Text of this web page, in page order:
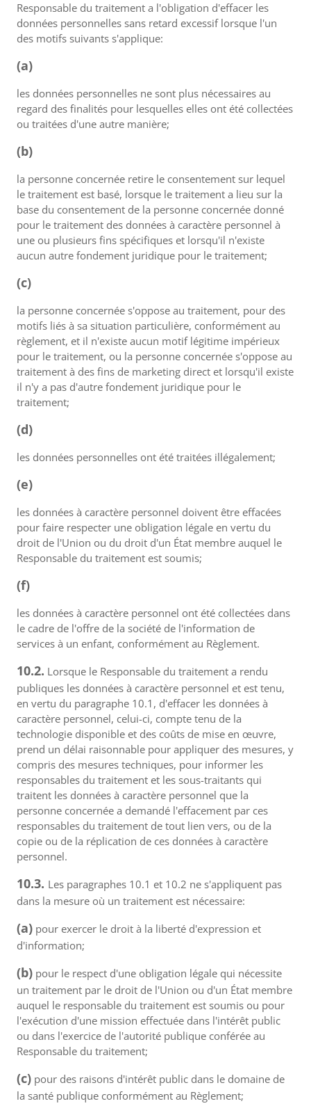
Responsable du traitement a l'obligation d'effacer les
données personnelles sans retard excessif lorsque l'un
des motifs suivants s'applique:
(a)
les données personnelles ne sont plus nécessaires au
regard des finalités pour lesquelles elles ont été collectées
ou traitées d'une autre manière;
(b)
la personne concernée retire le consentement sur lequel
le traitement est basé, lorsque le traitement a lieu sur la
base du consentement de la personne concernée donné
pour le traitement des données à caractère personnel à
une ou plusieurs fins spécifiques et lorsqu'il n'existe
aucun autre fondement juridique pour le traitement;
(c)
la personne concernée s'oppose au traitement, pour des
motifs liés à sa situation particulière, conformément au
règlement, et il n'existe aucun motif légitime impérieux
pour le traitement, ou la personne concernée s'oppose au
traitement à des fins de marketing direct et lorsqu'il existe
il n'y a pas d'autre fondement juridique pour le
traitement;
(d)
les données personnelles ont été traitées illégalement;
(e)
les données à caractère personnel doivent être effacées
pour faire respecter une obligation légale en vertu du
droit de l'Union ou du droit d'un État membre auquel le
Responsable du traitement est soumis;
(f)
les données à caractère personnel ont été collectées dans
le cadre de l'offre de la société de l'information de
services à un enfant, conformément au Règlement.
10.2. Lorsque le Responsable du traitement a rendu
publiques les données à caractère personnel et est tenu,
en vertu du paragraphe 10.1, d'effacer les données à
caractère personnel, celui-ci, compte tenu de la
technologie disponible et des coûts de mise en œuvre,
prend un délai raisonnable pour appliquer des mesures, y
compris des mesures techniques, pour informer les
responsables du traitement et les sous-traitants qui
traitent les données à caractère personnel que la
personne concernée a demandé l'effacement par ces
responsables du traitement de tout lien vers, ou de la
copie ou de la réplication de ces données à caractère
personnel.
10.3. Les paragraphes 10.1 et 10.2 ne s'appliquent pas
dans la mesure où un traitement est nécessaire:
(a) pour exercer le droit à la liberté d'expression et
d'information;
(b) pour le respect d'une obligation légale qui nécessite
un traitement par le droit de l'Union ou d'un État membre
auquel le responsable du traitement est soumis ou pour
l'exécution d'une mission effectuée dans l'intérêt public
ou dans l'exercice de l'autorité publique conférée au
Responsable du traitement;
(c) pour des raisons d'intérêt public dans le domaine de
la santé publique conformément au Règlement;